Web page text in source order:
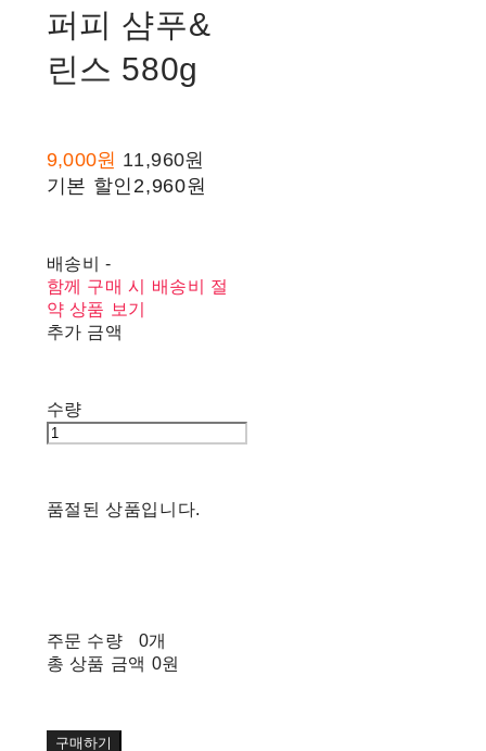
퍼피 샴푸&
린스 580g
9,000원 11,960원
기본 할인 2,960원
배송비-
함께 구매 시 배송비 절
약 상품 보기
추가 금액
수량
품절된 상품입니다.
주문 수량
0개
총 상품 금액 0원
구매하기